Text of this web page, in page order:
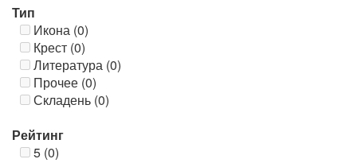
Тип
Икона (0)
Крест (0)
Литература (0)
Прочее (0)
Складень (0)
Рейтинг
5 (0)